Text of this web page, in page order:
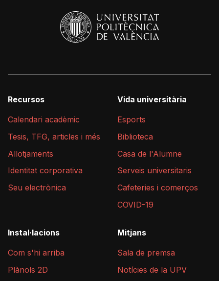
Recursos
Calendari acadèmic
Tesis, TFG, articles i més
Allotjaments
Identitat corporativa
Seu electrònica
Vida universitària
Esports
Biblioteca
Casa de l'Alumne
Serveis universitaris
Cafeteries i comerços
COVID-19
Instal·lacions
Com s'hi arriba
Plànols 2D
Mitjans
Sala de premsa
Notícies de la UPV